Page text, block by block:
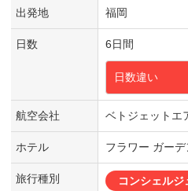
出発地 福岡
日数 6日間
日数違い
航空会社 ベトジェットエ
ホテル フラワー ガー
旅行種別 コンシェルジ